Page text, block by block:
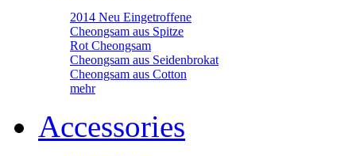
2014 Neu Eingetroffene
Cheongsam aus Spitze
Rot Cheongsam
Cheongsam aus Seidenbrokat
Cheongsam aus Cotton
mehr
Accessories